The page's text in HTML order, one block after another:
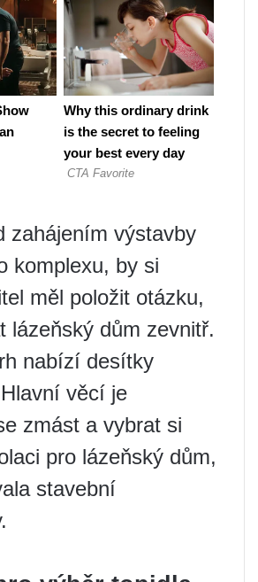
zahájením výstavby
komplexu, by si
měl položit otázku,
lázeňský dům zevnitř.
nabízí desítky
věcí je
zmást a vybrat si
pro lázeňský dům,
stavební